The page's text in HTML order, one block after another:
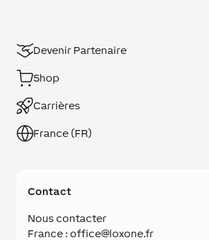
Devenir Partenaire
Shop
Carrières
France (FR)
Contact
Nous contacter
France : office@loxone.fr